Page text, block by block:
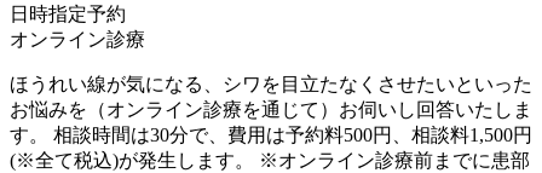
日時指定予約
オンライン診療
ほうれい線が気になる、シワを目立たなくさせたいといった
お悩みを（オンライン診療を通じて）お伺いし回答いたしま
す。 相談時間は30分で、費用は予約料500円、相談料1,500円
(※全て税込)が発生します。 ※オンライン診療前までに患部